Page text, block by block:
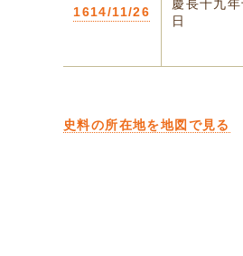
1614/11/26
慶長十九
日
史料の所在地を地図で見る